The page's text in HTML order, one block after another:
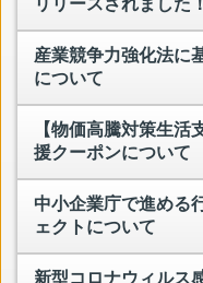
リリースされました！
産業競争力強化法に
について
【物価高騰対策生活
援クーポンについて
中小企業庁で進める
ェクトについて
新型コロナウィルス